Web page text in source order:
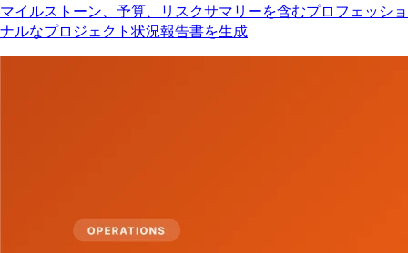
マイルストーン、予算、リスクサマリーを含むプロフェッショ
ナルなプロジェクト状況報告書を生成